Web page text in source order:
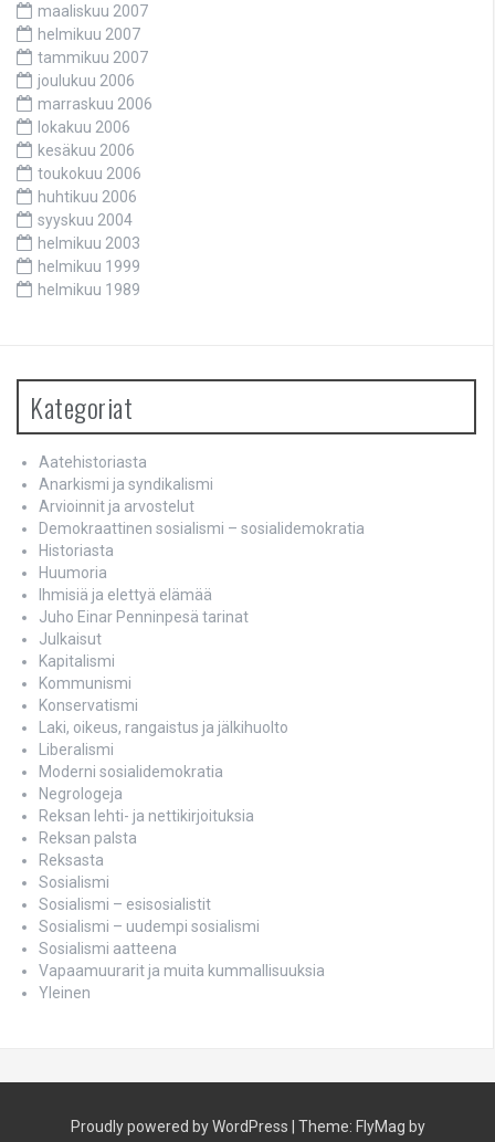
maaliskuu 2007
helmikuu 2007
tammikuu 2007
joulukuu 2006
marraskuu 2006
lokakuu 2006
kesäkuu 2006
toukokuu 2006
huhtikuu 2006
syyskuu 2004
helmikuu 2003
helmikuu 1999
helmikuu 1989
Kategoriat
Aatehistoriasta
Anarkismi ja syndikalismi
Arvioinnit ja arvostelut
Demokraattinen sosialismi – sosialidemokratia
Historiasta
Huumoria
Ihmisiä ja elettyä elämää
Juho Einar Penninpesä tarinat
Julkaisut
Kapitalismi
Kommunismi
Konservatismi
Laki, oikeus, rangaistus ja jälkihuolto
Liberalismi
Moderni sosialidemokratia
Negrologeja
Reksan lehti- ja nettikirjoituksia
Reksan palsta
Reksasta
Sosialismi
Sosialismi – esisosialistit
Sosialismi – uudempi sosialismi
Sosialismi aatteena
Vapaamuurarit ja muita kummallisuuksia
Yleinen
Proudly powered by WordPress Theme: FlyMag by